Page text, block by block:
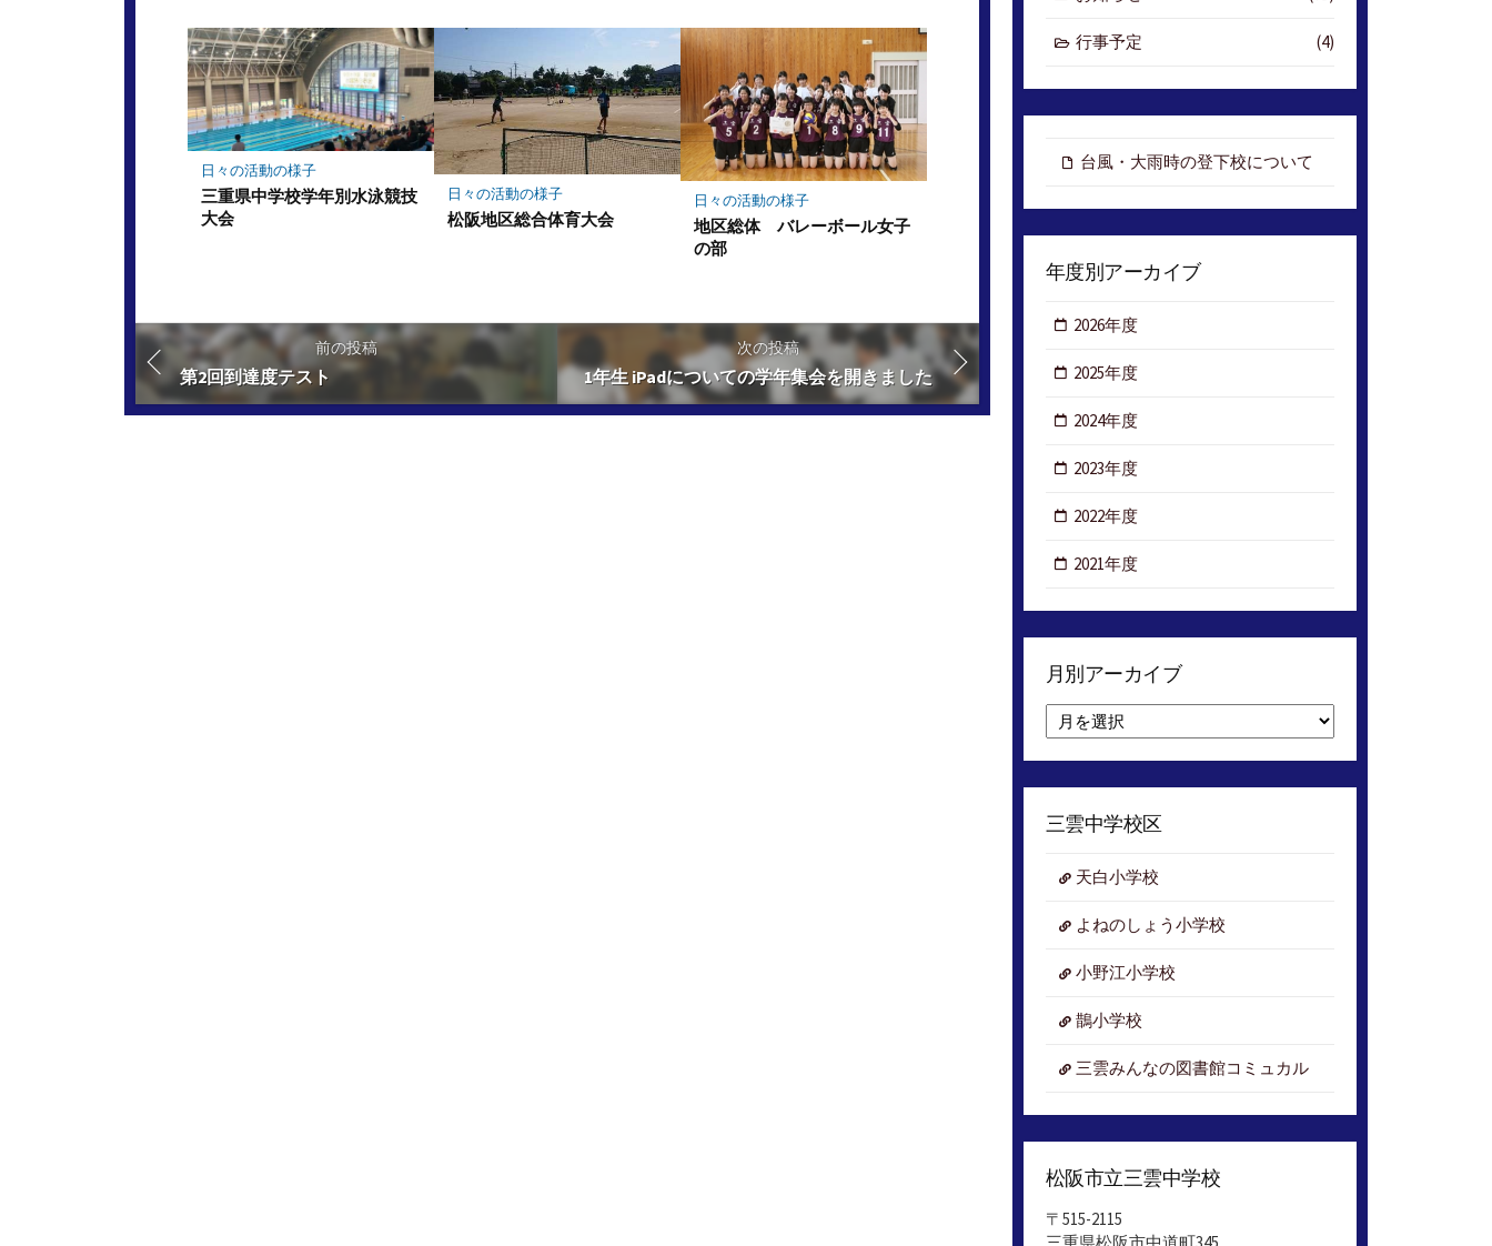
日々の活動の様子
三重県中学校学年別水泳競技
大会
日々の活動の様子
松阪地区総合体育大会
日々の活動の様子
地区総体 バレーボール女子
の部
前の投稿
第2回到達度テスト
次の投稿
1年生 iPadについての学年集会を開きました
行事予定 (4)
台風・大雨時の登下校について
年度別アーカイブ
2026年度
2025年度
2024年度
2023年度
2022年度
2021年度
月別アーカイブ
別
ア
ー
イ
三雲中学校区
天白小学校
よねのしょう小学校
小野江小学校
鵲小学校
三雲みんなの図書館コミュカル
松阪市立三雲中学校
〒515-2115